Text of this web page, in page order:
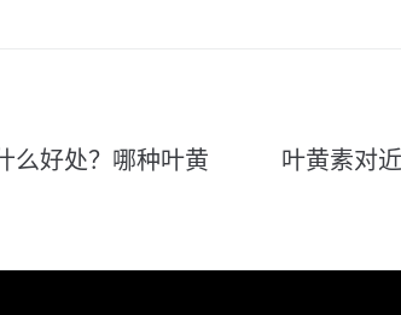
么好处？哪种叶黄
叶黄素对